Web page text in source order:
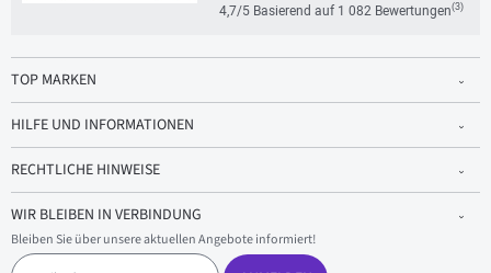
4,7/5 Basierend auf 1 082 Bewertungen(3)
TOP MARKEN
HILFE UND INFORMATIONEN
RECHTLICHE HINWEISE
WIR BLEIBEN IN VERBINDUNG
Bleiben Sie über unsere aktuellen Angebote informiert!
E